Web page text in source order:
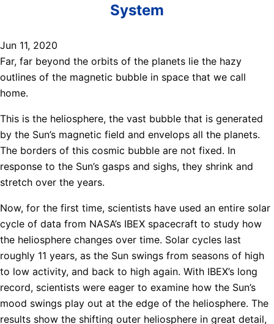
System
Jun 11, 2020
Far, far beyond the orbits of the planets lie the hazy
outlines of the magnetic bubble in space that we call
home.
This is the heliosphere, the vast bubble that is generated
by the Sun’s magnetic field and envelops all the planets.
The borders of this cosmic bubble are not fixed. In
response to the Sun’s gasps and sighs, they shrink and
stretch over the years.
Now, for the first time, scientists have used an entire solar
cycle of data from NASA’s IBEX spacecraft to study how
the heliosphere changes over time. Solar cycles last
roughly 11 years, as the Sun swings from seasons of high
to low activity, and back to high again. With IBEX’s long
record, scientists were eager to examine how the Sun’s
mood swings play out at the edge of the heliosphere. The
results show the shifting outer heliosphere in great detail,